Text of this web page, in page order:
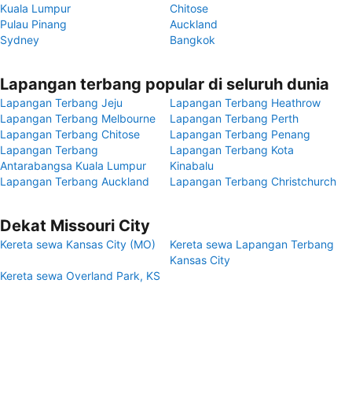
Kuala Lumpur
Chitose
Pulau Pinang
Auckland
Sydney
Bangkok
Lapangan terbang popular di seluruh dunia
Lapangan Terbang Jeju
Lapangan Terbang Heathrow
Lapangan Terbang Melbourne
Lapangan Terbang Perth
Lapangan Terbang Chitose
Lapangan Terbang Penang
Lapangan Terbang
Antarabangsa Kuala Lumpur
Lapangan Terbang Kota
Kinabalu
Lapangan Terbang Auckland
Lapangan Terbang Christchurch
Dekat Missouri City
Kereta sewa Kansas City (MO)
Kereta sewa Lapangan Terbang
Kansas City
Kereta sewa Overland Park, KS